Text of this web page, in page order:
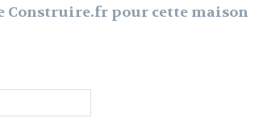
Construire.fr pour cette maison